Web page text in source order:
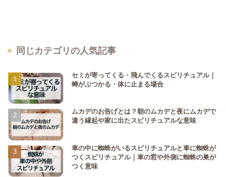
同じカテゴリの人気記事
セミが寄ってくる・飛んでくるスピリチュアル｜
蝉がぶつかる・体に止まる場合
ムカデのお告げとは？朝のムカデと夜にムカデで
違う縁起や家に出たスピリチュアルな意味
車の中に蜘蛛がいるスピリチュアルと車に蜘蛛が
つくスピリチュアル｜車の窓や外側に蜘蛛の巣が
つく意味